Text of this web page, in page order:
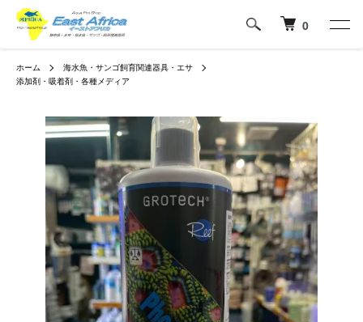
0
ホーム
海水魚・サンゴ飼育関連器具・エサ
添加剤・吸着剤・各種メディア